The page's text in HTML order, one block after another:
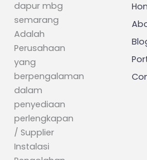
Adalah
Perusahaan
yang
berpengalaman
dalam
penyediaan
perlengkapan
/ Supplier
Instalasi